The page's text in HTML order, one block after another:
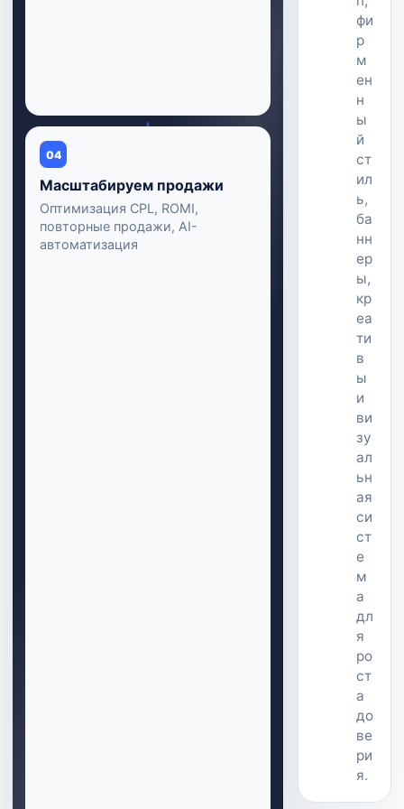
↓
04
Масштабируем продажи
Оптимизация CPL, ROMI,
повторные продажи, AI-
автоматизация
фи
р
м
ен
н
ы
й
ст
ил
ь,
ба
нн
ер
ы,
кр
еа
ти
в
ы
и
ви
зу
ал
ьн
ая
си
ст
е
м
а
дл
я
ро
ст
а
до
ве
ри
я.